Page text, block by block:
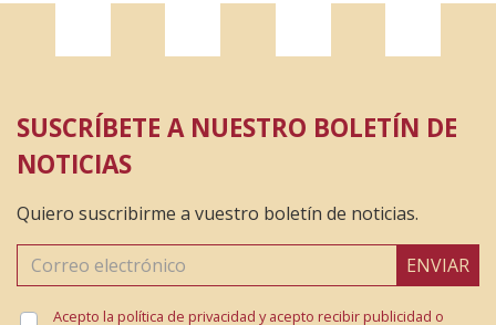
SUSCRÍBETE A NUESTRO BOLETÍN DE
NOTICIAS
Quiero suscribirme a vuestro boletín de noticias.
ENVIAR
Acepto la política de privacidad y acepto recibir publicidad o